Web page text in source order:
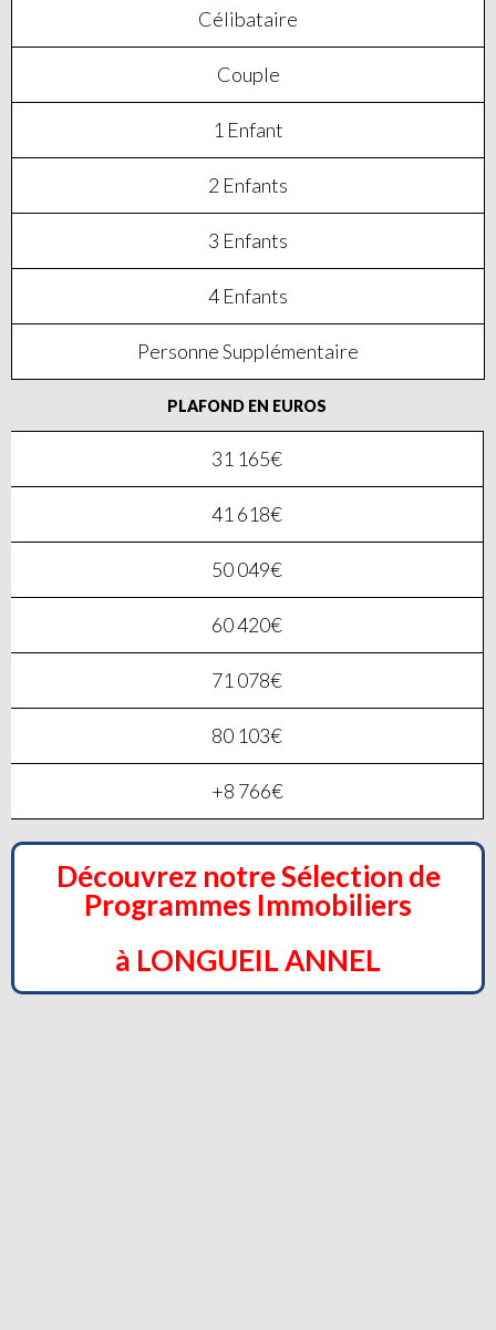
Célibataire
Couple
1 Enfant
2 Enfants
3 Enfants
4 Enfants
Personne Supplémentaire
PLAFOND EN EUROS
31 165€
41 618€
50 049€
60 420€
71 078€
80 103€
+8 766€
Découvrez notre Sélection de
Programmes Immobiliers
à LONGUEIL ANNEL